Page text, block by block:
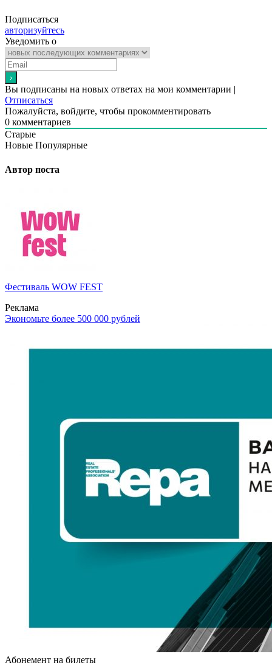
Подписаться
авторизуйтесь
Уведомить о
Вы подписаны на новых ответах на мои комментарии |
Отписаться
Пожалуйста, войдите, чтобы прокомментировать
0 комментариев
Старые
Новые Популярные
Автор поста
Фестиваль WOW FEST
Реклама
Экономьте более 500 000 рублей
Абонемент на билеты